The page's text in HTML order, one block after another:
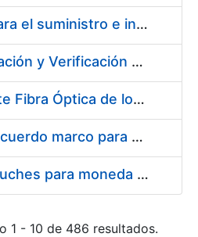
Acuerdo marco para el suministro e instalación de persianas, estores y otros complementos
Servicio de Calibración y Verificación Externa de los Equipos de Medición del Servicio de Prevención de la FNMT-RCM
Conexión mediante Fibra Óptica de los Centros de Proceso de Datos (CPDs) de las sedes de la FNMT-RCM de Burgos y Madrid
Contratación de acuerdo marco para el Suministro de Material de Electricidad para la Fábrica Nacional de Moneda y Timbre-Real Casa de la Moneda en su centro de trabajo de Burgos
Suministro de estuches para moneda de 30 €
1 - 10 de 486 resultados.